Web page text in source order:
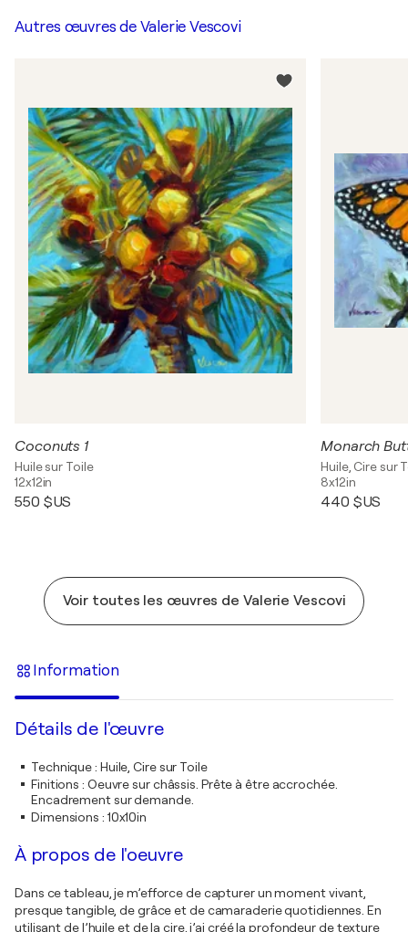
Autres œuvres de Valerie Vescovi
Coconuts 1
Huile sur Toile
12x12in
550 $US
Monarch
Huile, Cire sur
8x12in
440 $US
Voir toutes les œuvres de Valerie Vescovi
Information
Détails de l'œuvre
Technique: Huile, Cire sur Toile
Finitions : Oeuvre sur châssis. Prête à être accrochée.
Encadrement sur demande.
Dimensions : 10x10in
À propos de l'oeuvre
Dans ce tableau, je m’efforce de capturer un moment vivant,
presque tangible, de grâce et de camaraderie quotidiennes. En
utilisant de l’huile et de la cire, j’ai créé la profondeur de texture